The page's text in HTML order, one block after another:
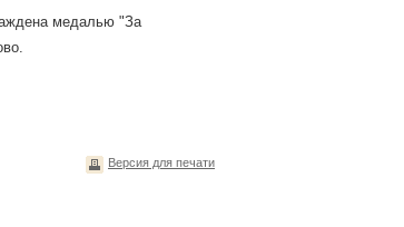
медалью "За
Версия для печати